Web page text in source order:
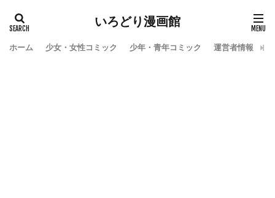
いろどり漫画館
ホーム 少女・女性コミック 少年・青年コミック 運営者情報